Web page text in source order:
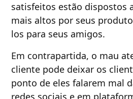
satisfeitos estão dispostos
mais altos por seus
los para seus amigos.
Em contrapartida, o mau
cliente pode deixar os
ponto de eles falarem mal